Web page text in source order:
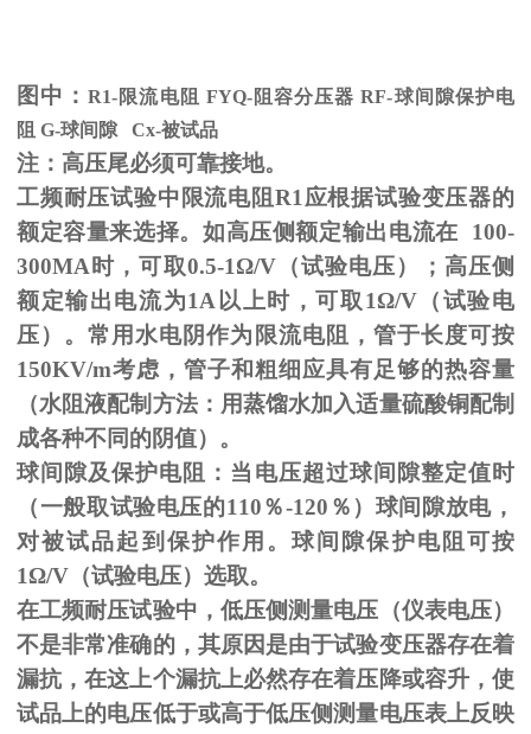
图中：R1-限流电阻 FYQ-阻容分压器RF-球间隙保护电
阻 G-球间隙 Cx-被试品
注：高压尾必须可靠接地。
工频耐压试验中限流电阻 R1 应根据试验变压器的
额定容量来选择。如高压侧额定输出电流在 100-
300MA 时，可取0.5-1Ω/V（试验电压）；高压侧
额定输出电流为1A 以上时，可取 1Ω/V（试验电
压）。常用水电阴作为限流电阻，管于长度可按
150KV/m考虑，管子和粗细应具有足够的热容量
（水阻液配制方法：用蒸馏水加入适量硫酸铜配制
成各种不同的阴值）。
球间隙及保护电阻：当电压超过球间隙整定值时
（一般取试验电压的110％-120 ％）球间隙放电，
对被试品起到保护作用。球间隙保护电阻可按
1Ω/V（试验电压）选取。
在工频耐压试验中，低压侧测量电压（仪表电压）
不是非常准确的，其原因是由于试验变压器存在着
漏抗，在这上个漏抗上必然存在着压降或容升，使
试品上的电压低于或高于低压侧测量电压表上反映